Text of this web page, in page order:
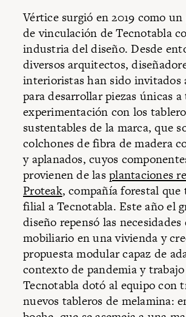
Vértice surgió en 2019 como un
de vinculación de Tecnotabla
industria del diseño. Desde
diversos arquitectos,
interioristas han sido invitados
para desarrollar piezas únicas
experimentación con los
sustentables de la marca, que
colchones de fibra de madera
y aplanados, cuyos
provienen de lasplantaciones
Proteak, compañía forestal que
filial a Tecnotabla. Este año el
diseño repensó las necesidades
mobiliario en una vivienda y
propuesta modular capaz de
contexto de pandemia y trabajo
Tecnotabla dotó al equipo con
nuevos tableros de melamina: